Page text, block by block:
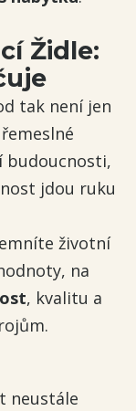
Židle:
tak není jen
budoucnosti,
jdou ruku
životní
na
, kvalitu a
neustále